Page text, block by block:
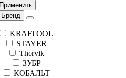
Применить
Бренд
KRAFTOOL
STAYER
Thorvik
ЗУБР
КОБАЛЬТ